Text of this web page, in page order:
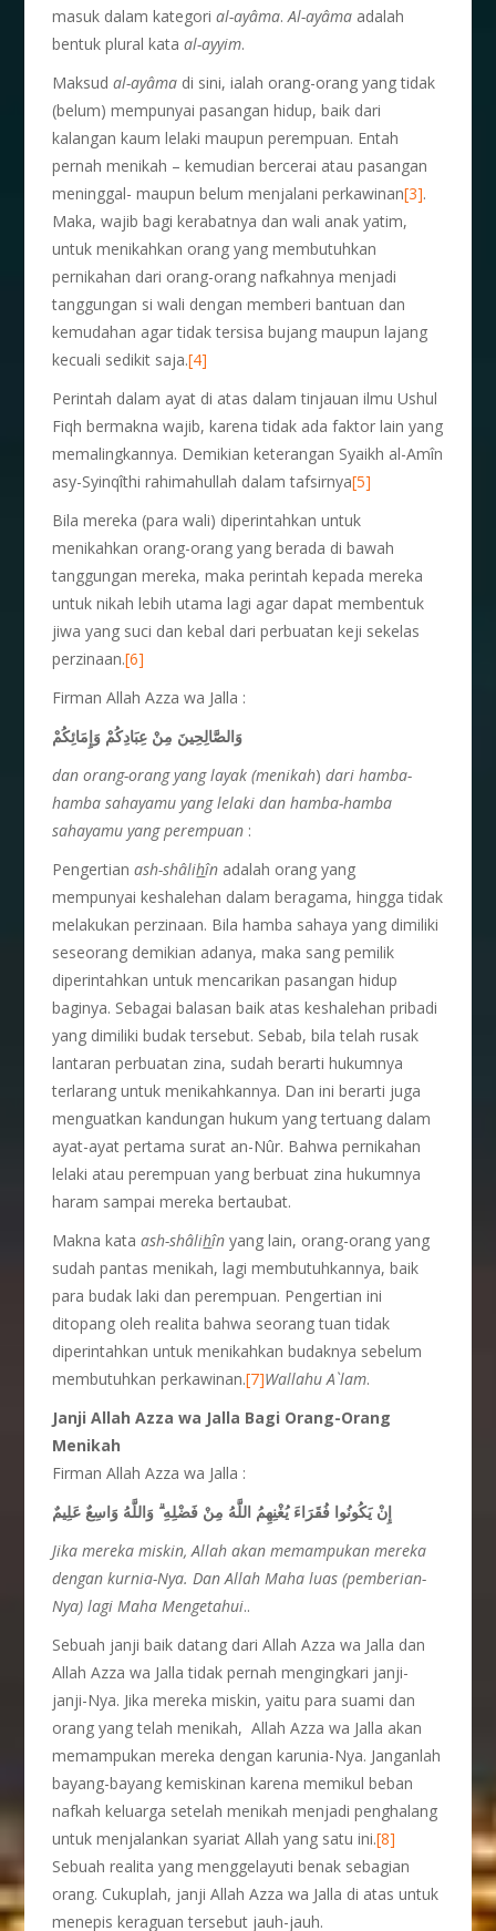
masuk dalam kategorial-ayâma.Al-ayâma adalah
bentuk plural kataal-ayyim.
Maksudal-ayâma di sini, ialah orang-orang yang tidak
(belum) mempunyai pasangan hidup, baik dari
kalangan kaum lelaki maupun perempuan. Entah
pernah menikah – kemudian bercerai atau pasangan
meninggal- maupun belum menjalani perkawinan[3].
Maka, wajib bagi kerabatnya dan wali anak yatim,
untuk menikahkan orang yang membutuhkan
pernikahan dari orang-orang nafkahnya menjadi
tanggungan si wali dengan memberi bantuan dan
kemudahan agar tidak tersisa bujang maupun lajang
kecuali sedikit saja.[4]
Perintah dalam ayat di atas dalam tinjauan ilmu Ushul
Fiqh bermakna wajib, karena tidak ada faktor lain yang
memalingkannya. Demikian keterangan Syaikh al-Amîn
asy-Syinqîthi rahimahullah dalam tafsirnya[5]
Bila mereka (para wali) diperintahkan untuk
menikahkan orang-orang yang berada di bawah
tanggungan mereka, maka perintah kepada mereka
untuk nikah lebih utama lagi agar dapat membentuk
jiwa yang suci dan kebal dari perbuatan keji sekelas
perzinaan.[6]
Firman Allah Azza wa Jalla :
وَالصَّالِحِينَ مِنْ عِبَادِكُمْ وَإِمَائِكُمْ
dan orang-orang yang layak (menikah)dari hamba-
hamba sahayamu yang lelaki dan hamba-hamba
sahayamu yang perempuan :
Pengertianash-shâlihîn adalah orang yang
mempunyai keshalehan dalam beragama, hingga tidak
melakukan perzinaan. Bila hamba sahaya yang dimiliki
seseorang demikian adanya, maka sang pemilik
diperintahkan untuk mencarikan pasangan hidup
baginya. Sebagai balasan baik atas keshalehan pribadi
yang dimiliki budak tersebut. Sebab, bila telah rusak
lantaran perbuatan zina, sudah berarti hukumnya
terlarang untuk menikahkannya. Dan ini berarti juga
menguatkan kandungan hukum yang tertuang dalam
ayat-ayat pertama surat an-Nûr. Bahwa pernikahan
lelaki atau perempuan yang berbuat zina hukumnya
haram sampai mereka bertaubat.
Makna kataash-shâlihînyang lain, orang-orang yang
sudah pantas menikah, lagi membutuhkannya, baik
para budak laki dan perempuan. Pengertian ini
ditopang oleh realita bahwa seorang tuan tidak
diperintahkan untuk menikahkan budaknya sebelum
membutuhkan perkawinan.[7]Wallahu A`lam.
Janji Allah Azza wa Jalla Bagi Orang-Orang
Menikah
Firman Allah Azza wa Jalla :
إِنْ يَكُونُوا فُقَرَاءَ يُغْنِهِمُ اللَّهُ مِنْ فَضْلِهِۗ وَاللَّهُ وَاسِعٌ عَلِيمٌ
Jikamereka miskin, Allah akan memampukan mereka
dengan kurnia-Nya. Dan Allah Maha luas (pemberian-
Nya) lagi Maha Mengetahui..
Sebuah janji baik datang dari Allah Azza wa Jalla dan
Allah Azza wa Jalla tidak pernah mengingkari janji-
janji-Nya. Jika mereka miskin, yaitu para suami dan
orang yang telah menikah, Allah Azza wa Jalla akan
memampukan mereka dengan karunia-Nya. Janganlah
bayang-bayang kemiskinan karena memikul beban
nafkah keluarga setelah menikah menjadi penghalang
untuk menjalankan syariat Allah yang satu ini.[8]
Sebuah realita yang menggelayuti benak sebagian
orang. Cukuplah, janji Allah Azza wa Jalla di atas untuk
menepis keraguan tersebut jauh-jauh.